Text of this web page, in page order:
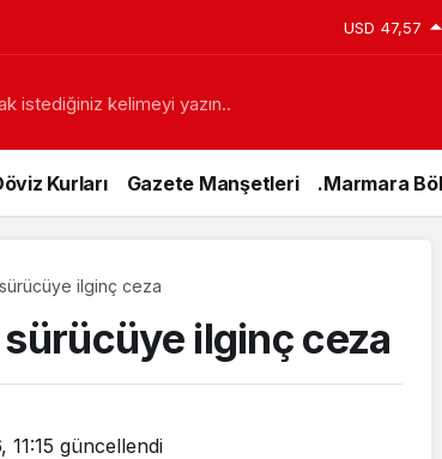
USD 47,57
istediğiniz kelimeyi yazın..
Kurları Gazete Manşetleri .Marmara
ilginç ceza
ilginç ceza
11:15 güncellendi